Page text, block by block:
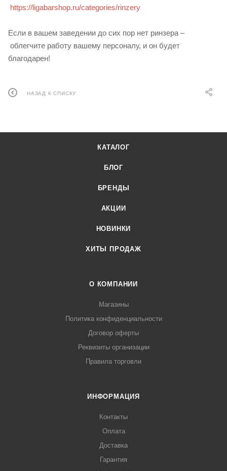
https://ligabarshop.ru/categories/rinzery
Если в вашем заведении до сих пор нет ринзера –
облегчите работу вашему персоналу, и он будет
благодарен!
НАЗАД К СПИСКУ
КАТАЛОГ
БЛОГ
БРЕНДЫ
АКЦИИ
НОВИНКИ
ХИТЫ ПРОДАЖ
О КОМПАНИИ
Магазины
Политика конфиденциальности
Договор оферты
Реквизиты организации
Правила торговли
ИНФОРМАЦИЯ
Контакты
Оплата
Доставка
Гарантия